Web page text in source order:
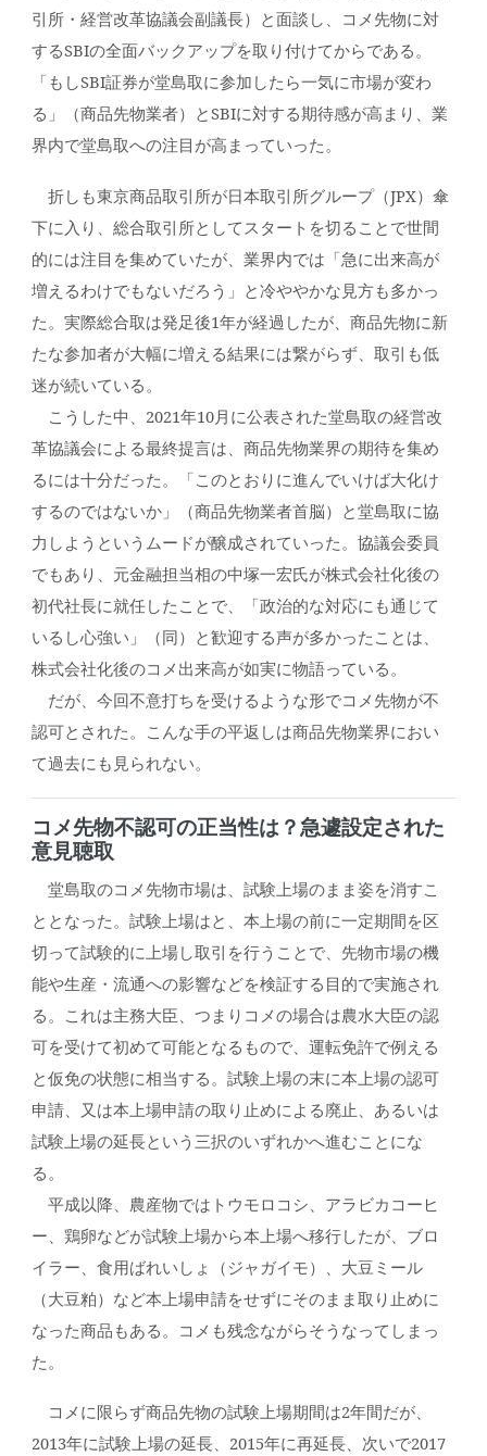
引所・経営改革協議会副議長）と面談し、コメ先物に対
するSBIの全面バックアップを取り付けてからである。
「もしSBI証券が堂島取に参加したら一気に市場が変わ
る」（商品先物業者）とSBIに対する期待感が高まり、業
界内で堂島取への注目が高まっていった。
折しも東京商品取引所が日本取引所グループ（JPX）傘
下に入り、総合取引所としてスタートを切ることで世間
的には注目を集めていたが、業界内では「急に出来高が
増えるわけでもないだろう」と冷ややかな見方も多かっ
た。実際総合取は発足後1年が経過したが、商品先物に新
たな参加者が大幅に増える結果には繋がらず、取引も低
迷が続いている。
こうした中、2021年10月に公表された堂島取の経営改
革協議会による最終提言は、商品先物業界の期待を集め
るには十分だった。「このとおりに進んでいけば大化け
するのではないか」（商品先物業者首脳）と堂島取に協
力しようというムードが醸成されていった。協議会委員
でもあり、元金融担当相の中塚一宏氏が株式会社化後の
初代社長に就任したことで、「政治的な対応にも通じて
いるし心強い」（同）と歓迎する声が多かったことは、
株式会社化後のコメ出来高が如実に物語っている。
だが、今回不意打ちを受けるような形でコメ先物が不
認可とされた。こんな手の平返しは商品先物業界におい
て過去にも見られない。
コメ先物不認可の正当性は？急遽設定された
意見聴取
堂島取のコメ先物市場は、試験上場のまま姿を消すこ
ととなった。試験上場はと、本上場の前に一定期間を区
切って試験的に上場し取引を行うことで、先物市場の機
能や生産・流通への影響などを検証する目的で実施され
る。これは主務大臣、つまりコメの場合は農水大臣の認
可を受けて初めて可能となるもので、運転免許で例える
と仮免の状態に相当する。試験上場の末に本上場の認可
申請、又は本上場申請の取り止めによる廃止、あるいは
試験上場の延長という三択のいずれかへ進むことにな
る。
平成以降、農産物ではトウモロコシ、アラビカコーヒ
ー、鶏卵などが試験上場から本上場へ移行したが、ブロ
イラー、食用ばれいしょ（ジャガイモ）、大豆ミール
（大豆粕）など本上場申請をせずにそのまま取り止めに
なった商品もある。コメも残念ながらそうなってしまっ
た。
コメに限らず商品先物の試験上場期間は2年間だが、
2013年に試験上場の延長、2015年に再延長、次いで2017